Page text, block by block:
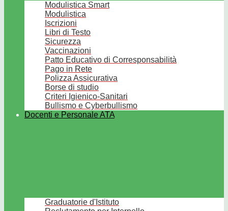
Modulistica Smart
Modulistica
Iscrizioni
Libri di Testo
Sicurezza
Vaccinazioni
Patto Educativo di Corresponsabilità
Pago in Rete
Polizza Assicurativa
Borse di studio
Criteri Igienico-Sanitari
Bullismo e Cyberbullismo
Docenti e Personale ATA
Graduatorie d'Istituto